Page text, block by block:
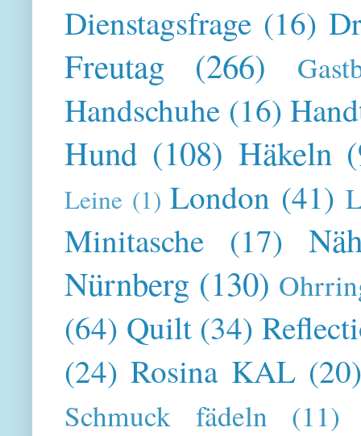
Dienstagsfrage (16)
Freutag (266)
Handschuhe (16)
Hund (108) Häkeln
Leine (1) London (41)
Minitasche (17)
Nürnberg (130)
(64) Quilt (34)
(24) Rosina KAL
Schmuck fädeln (11)